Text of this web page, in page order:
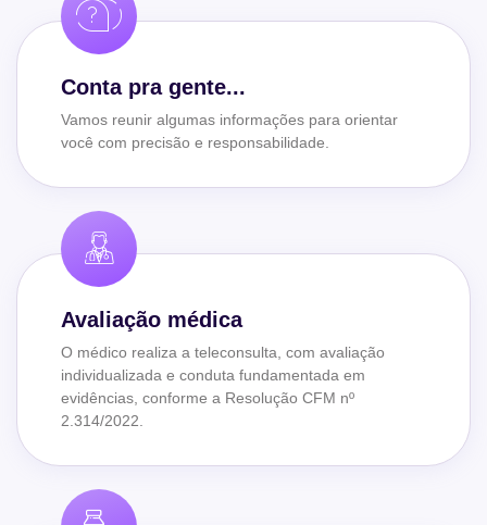
Conta pra gente...
Vamos reunir algumas informações para orientar
você com precisão e responsabilidade.
Avaliação médica
O médico realiza a teleconsulta, com avaliação
individualizada e conduta fundamentada em
evidências, conforme a Resolução CFM nº
2.314/2022.